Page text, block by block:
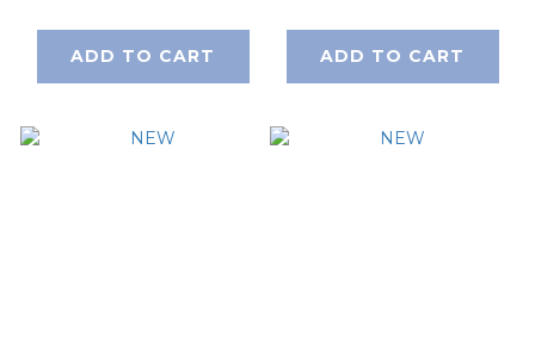
ADD TO CART ADD TO CART